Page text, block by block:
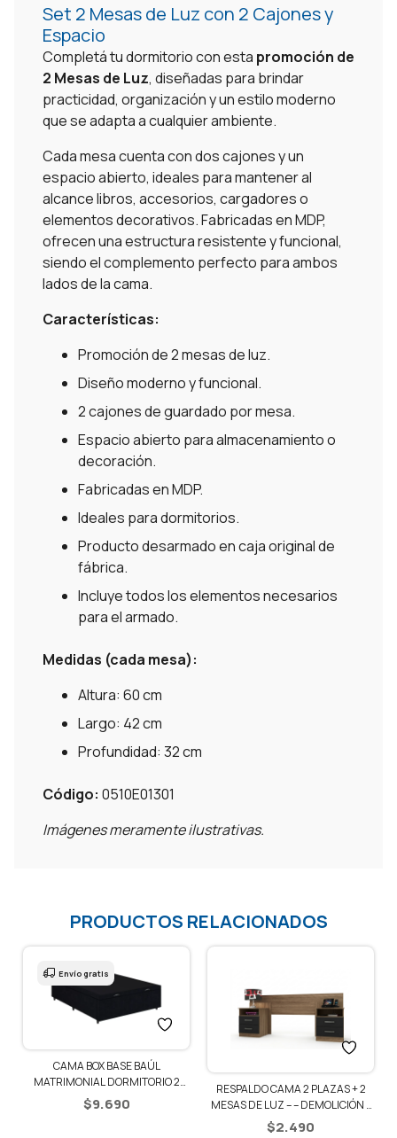
Set 2 Mesas de Luz con 2 Cajones y
Espacio
Completá tu dormitorio con esta promoción de
2 Mesas de Luz, diseñadas para brindar
practicidad, organización y un estilo moderno
que se adapta a cualquier ambiente.
Cada mesa cuenta con dos cajones y un
espacio abierto, ideales para mantener al
alcance libros, accesorios, cargadores o
elementos decorativos. Fabricadas en MDP,
ofrecen una estructura resistente y funcional,
siendo el complemento perfecto para ambos
lados de la cama.
Características:
Promoción de 2 mesas de luz.
Diseño moderno y funcional.
2 cajones de guardado por mesa.
Espacio abierto para almacenamiento o
decoración.
Fabricadas en MDP.
Ideales para dormitorios.
Producto desarmado en caja original de
fábrica.
Incluye todos los elementos necesarios
para el armado.
Medidas (cada mesa):
Altura: 60 cm
Largo: 42 cm
Profundidad: 32 cm
Código: 0510E01301
Imágenes meramente ilustrativas.
PRODUCTOS RELACIONADOS
CAMA BOX BASE BAÚL
MATRIMONIAL DORMITORIO 2
PLAZAS
$9.690
Envío gratis
RESPALDO CAMA 2 PLAZAS + 2
MESAS DE LUZ – – DEMOLICIÓN /
NEGRO
$2.490